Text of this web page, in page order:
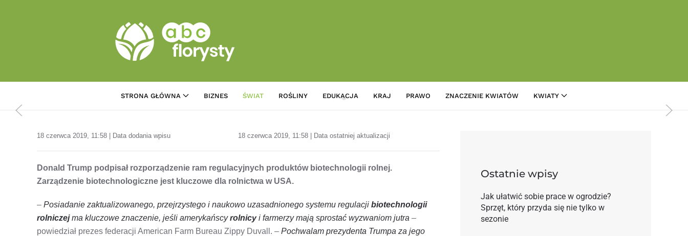
STRONA GŁÓWNA BIZNES ŚWIAT ROŚLINY EDUKACJA KRAJ PRAWO ZNACZENIE KWIATÓW KWIATY
18 czerwca 2019, 11:58 | Data dodania wpisu 18 czerwca 2019, 11:58 | Data ostatniej aktualizacji
Donald Trump podpisał rozporządzenie ram regulacyjnych produktów biotechnologii rolnej.
Zarządzenie biotechnologiczne jest kluczowe dla rolnictwa w USA.
– Posiadanie zaktualizowanego, przejrzystego i naukowo uzasadnionego systemu regulacji biotechnologii
rolniczejma kluczowe znaczenie, jeśli amerykańscyrolnicyi farmerzy mają sprostać wyzwaniom jutra –
powiedział prezes federacji American Farm Bureau Zippy Duvall. – Pochwalam prezydenta Trumpa za jego
Ostatnie wpisy
Jak ułatwić sobie prace w ogrodzie?
Sprzęt, który przyda się nie tylko w
sezonie